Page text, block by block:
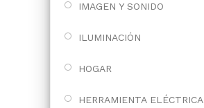
IMAGEN Y SONIDO
ILUMINACIÓN
HOGAR
HERRAMIENTA ELÉCTRICA